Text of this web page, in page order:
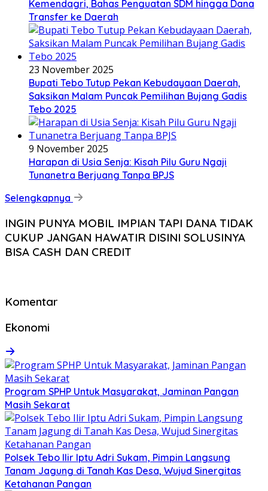
Kemendagri, Bahas Penguatan SDM hingga Dana
Transfer ke Daerah
23 November 2025
Bupati Tebo Tutup Pekan Kebudayaan Daerah,
Saksikan Malam Puncak Pemilihan Bujang Gadis
Tebo 2025
9 November 2025
Harapan di Usia Senja: Kisah Pilu Guru Ngaji
Tunanetra Berjuang Tanpa BPJS
Selengkapnya
INGIN PUNYA MOBIL IMPIAN TAPI DANA TIDAK
CUKUP JANGAN HAWATIR DISINI SOLUSINYA
BISA CASH DAN CREDIT
Komentar
Ekonomi
Program SPHP Untuk Masyarakat, Jaminan Pangan
Masih Sekarat
Polsek Tebo Ilir Iptu Adri Sukam, Pimpin Langsung
Tanam Jagung di Tanah Kas Desa, Wujud Sinergitas
Ketahanan Pangan